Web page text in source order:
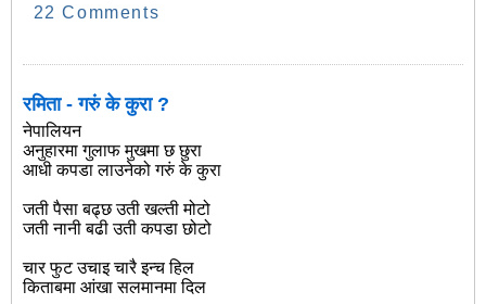
22 Comments
रमिता - गरुं के कुरा ?
नेपालियन
अनुहारमा गुलाफ मुखमा छ छुरा
आधी कपडा लाउनेको गरुं के कुरा
जती पैसा बढ्छ उती खल्ती मोटो
जती नानी बढी उती कपडा छोटो
चार फुट उचाइ चारै इन्च हिल
किताबमा आंखा सलमानमा दिल